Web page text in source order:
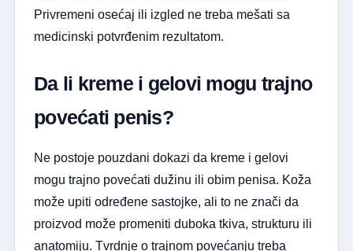
Privremeni osećaj ili izgled ne treba mešati sa
medicinski potvrđenim rezultatom.
Da li kreme i gelovi mogu trajno
povećati penis?
Ne postoje pouzdani dokazi da kreme i gelovi
mogu trajno povećati dužinu ili obim penisa. Koža
može upiti određene sastojke, ali to ne znači da
proizvod može promeniti duboka tkiva, strukturu ili
anatomiju. Tvrdnje o trajnom povećanju treba